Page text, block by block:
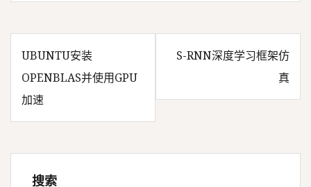
文
章
导
UBUNTU安装
OPENBLAS并使用GPU
加速
S-RNN深度学习框架仿
真
搜索